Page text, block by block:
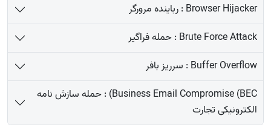
Browser Hijacker : رباینده مرورگر
Brute Force Attack : حمله فراگیر
Buffer Overflow : سرریز بافر
Business Email Compromise (BEC) : حمله سازش نامه
الکترونیکی تجارت